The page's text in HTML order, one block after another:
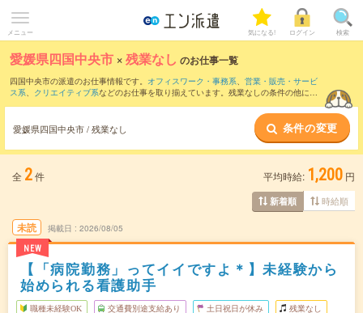
メニュー 気になる! ログイン 検索
愛媛県四国中央市 ×残業なし のお仕事一覧
四国中央市の派遣のお仕事情報です。 オフィスワーク・事務系、 営業・販売・サービ
ス系、 クリエイティブ系などのお仕事を取り揃えています。残業なしの条件の他に、
愛媛県四国中央市 / 残業なし 条件の変更
全 2件 平均時給: 1,200 円
新着順 時給順
未読
NEW
掲載日 2026/08/05
【「病院勤務」ってイイですよ＊】未経験から
始められる看護助手
職種未経験OK 交通費別途支給あり 土日祝日が休み 残業なし